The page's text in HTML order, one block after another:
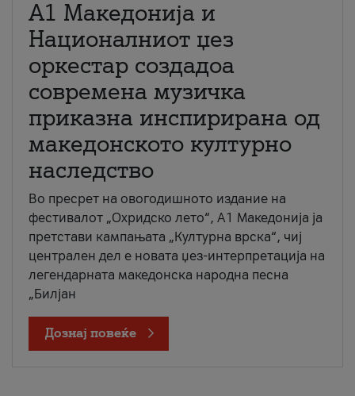
А1 Македонија и
Националниот џез
оркестар создадоа
современа музичка
приказна инспирирана од
македонското културно
наследство
Во пресрет на овогодишното издание на
фестивалот „Охридско лето“, А1 Македонија ја
претстави кампањата „Културна врска“, чиј
централен дел е новата џез-интерпретација на
легендарната македонска народна песна
„Билјан
Дознај повеќе